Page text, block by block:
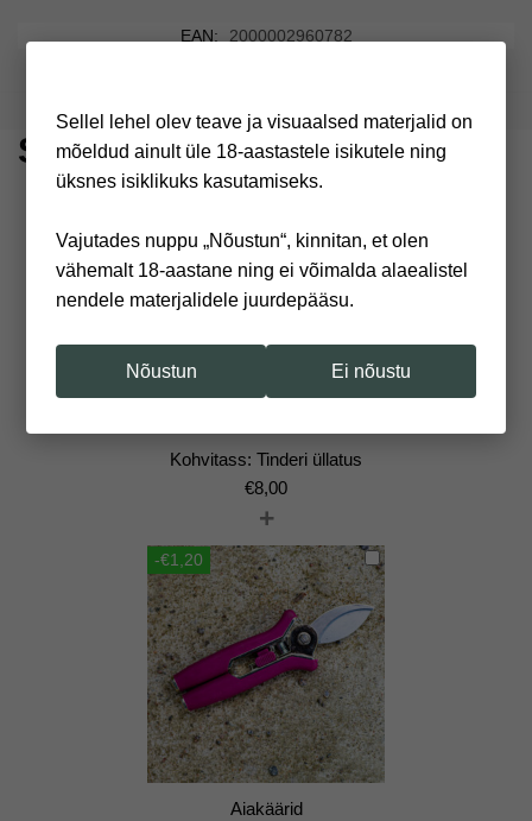
EAN: 2000002960782
Sageli koos ostetud
Kohvitass: Tinderi üllatus
€8,00
+
-€1,20
Aiakäärid
Sellel lehel olev teave ja visuaalsed materjalid on
mõeldud ainult üle 18-aastastele isikutele ning
üksnes isiklikuks kasutamiseks.
Vajutades nuppu „Nõustun“, kinnitan, et olen
vähemalt 18-aastane ning ei võimalda alaealistel
nendele materjalidele juurdepääsu.
Nõustun Ei nõustu